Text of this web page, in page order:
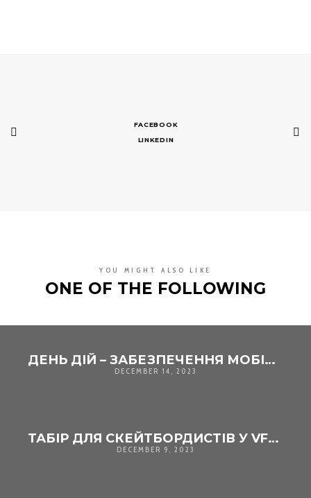
FACEBOOK
LINKEDIN
YOU MIGHT ALSO LIKE
ONE OF THE FOLLOWING
ДЕНЬ ДІЙ – ЗАБЕЗПЕЧЕННЯ МОБІЛЬНОСТІ, СТВОРЕННЯ МОЖЛИВОСТЕЙ ДЛЯ ЗАНЯТЬ ФІЗИЧНИМИ ВПРАВАМИ ДЛЯ ДІТЕЙ ТА МОЛОДІ
DECEMBER 14, 2023
ТАБІР ДЛЯ СКЕЙТБОРДИСТІВ У VFR JETTINGEN 1923 E. V.
DECEMBER 9, 2023